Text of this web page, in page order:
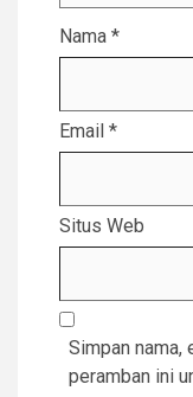
Nama *
Email *
Situs Web
Simpan nama,
peramban ini